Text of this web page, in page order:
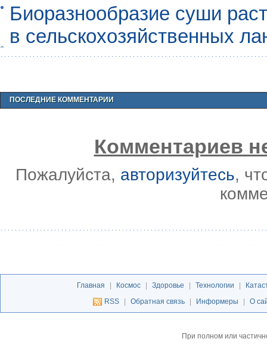
Биоразнообразие суши
в сельскохозяйственных
ПОСЛЕДНИЕ КОММЕНТАРИИ
Комментариев
Пожалуйста, авторизуйтесь,
Главная Космос Здоровье Технологии
RSS
Обратная связь Информеры О
При полном или